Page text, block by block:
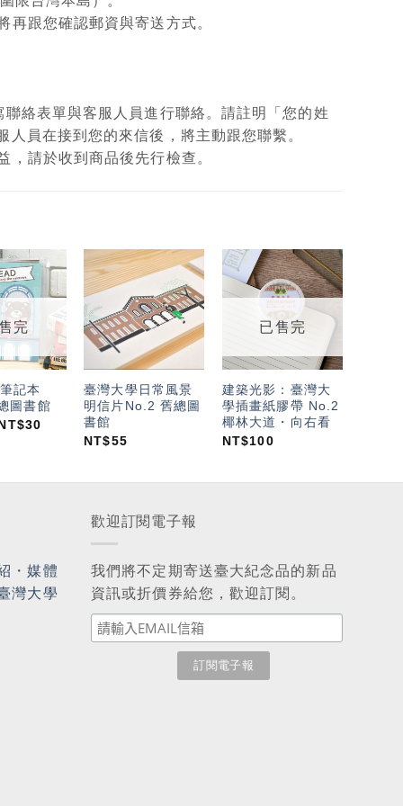
再跟您確認郵資與寄送方式。
絡表單與客服人員進行聯絡。請註明「您的姓
員在接到您的來信後，將主動跟您聯繫。
請於收到商品後先行檢查。
加入
單」
完
記本
圖書館
30
加入
「願
望輕
單」
臺灣大學日常風景
明信片No.2 舊總圖
書館
NT$55
加入
「願
已售完
建築光影：臺灣大
學插畫紙膠帶 No.2
椰林大道・向右看
NT$100
・媒體
灣大學
歡迎訂閱電子報
我們將不定期寄送臺大紀念品的新品
資訊或折價券給您，歡迎訂閱。